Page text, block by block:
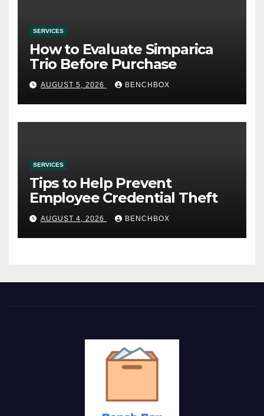
SERVICES
How to Evaluate Simparica
Trio Before Purchase
AUGUST 5, 2026 BENCHBOX
SERVICES
Tips to Help Prevent
Employee Credential Theft
AUGUST 4, 2026 BENCHBOX